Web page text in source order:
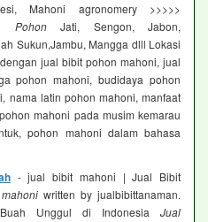
Mahoni agronomery >>>>>
PohonJati, Sengon, Jabon,
Sukun,Jambu, Mangga dlll Lokasi
jual bibit pohon mahoni, jual
pohon mahoni, budidaya pohon
nama latin pohon mahoni, manfaat
mahoni pada musim kemarau
pohon mahoni dalam bahasa
- jual bibit mahoni | Jual Bibit
written by jualbibittanaman.
Unggul di Indonesia Jual